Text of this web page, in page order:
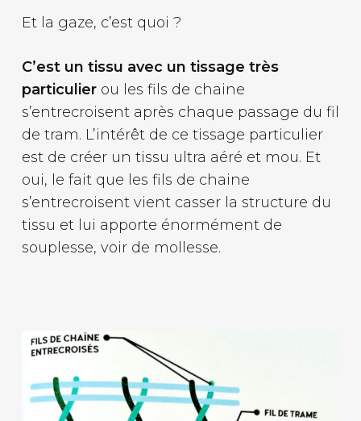
Et la gaze, c’est quoi ?
C’est un tissu avec un tissage très
particulierou les fils de chaine
s’entrecroisent après chaque passage du fil
de tram. L’intérêt de ce tissage particulier
est de créer un tissu ultra aéré et mou. Et
oui, le fait que les fils de chaine
s’entrecroisent vient casser la structure du
tissu et lui apporte énormément de
souplesse, voir de mollesse.